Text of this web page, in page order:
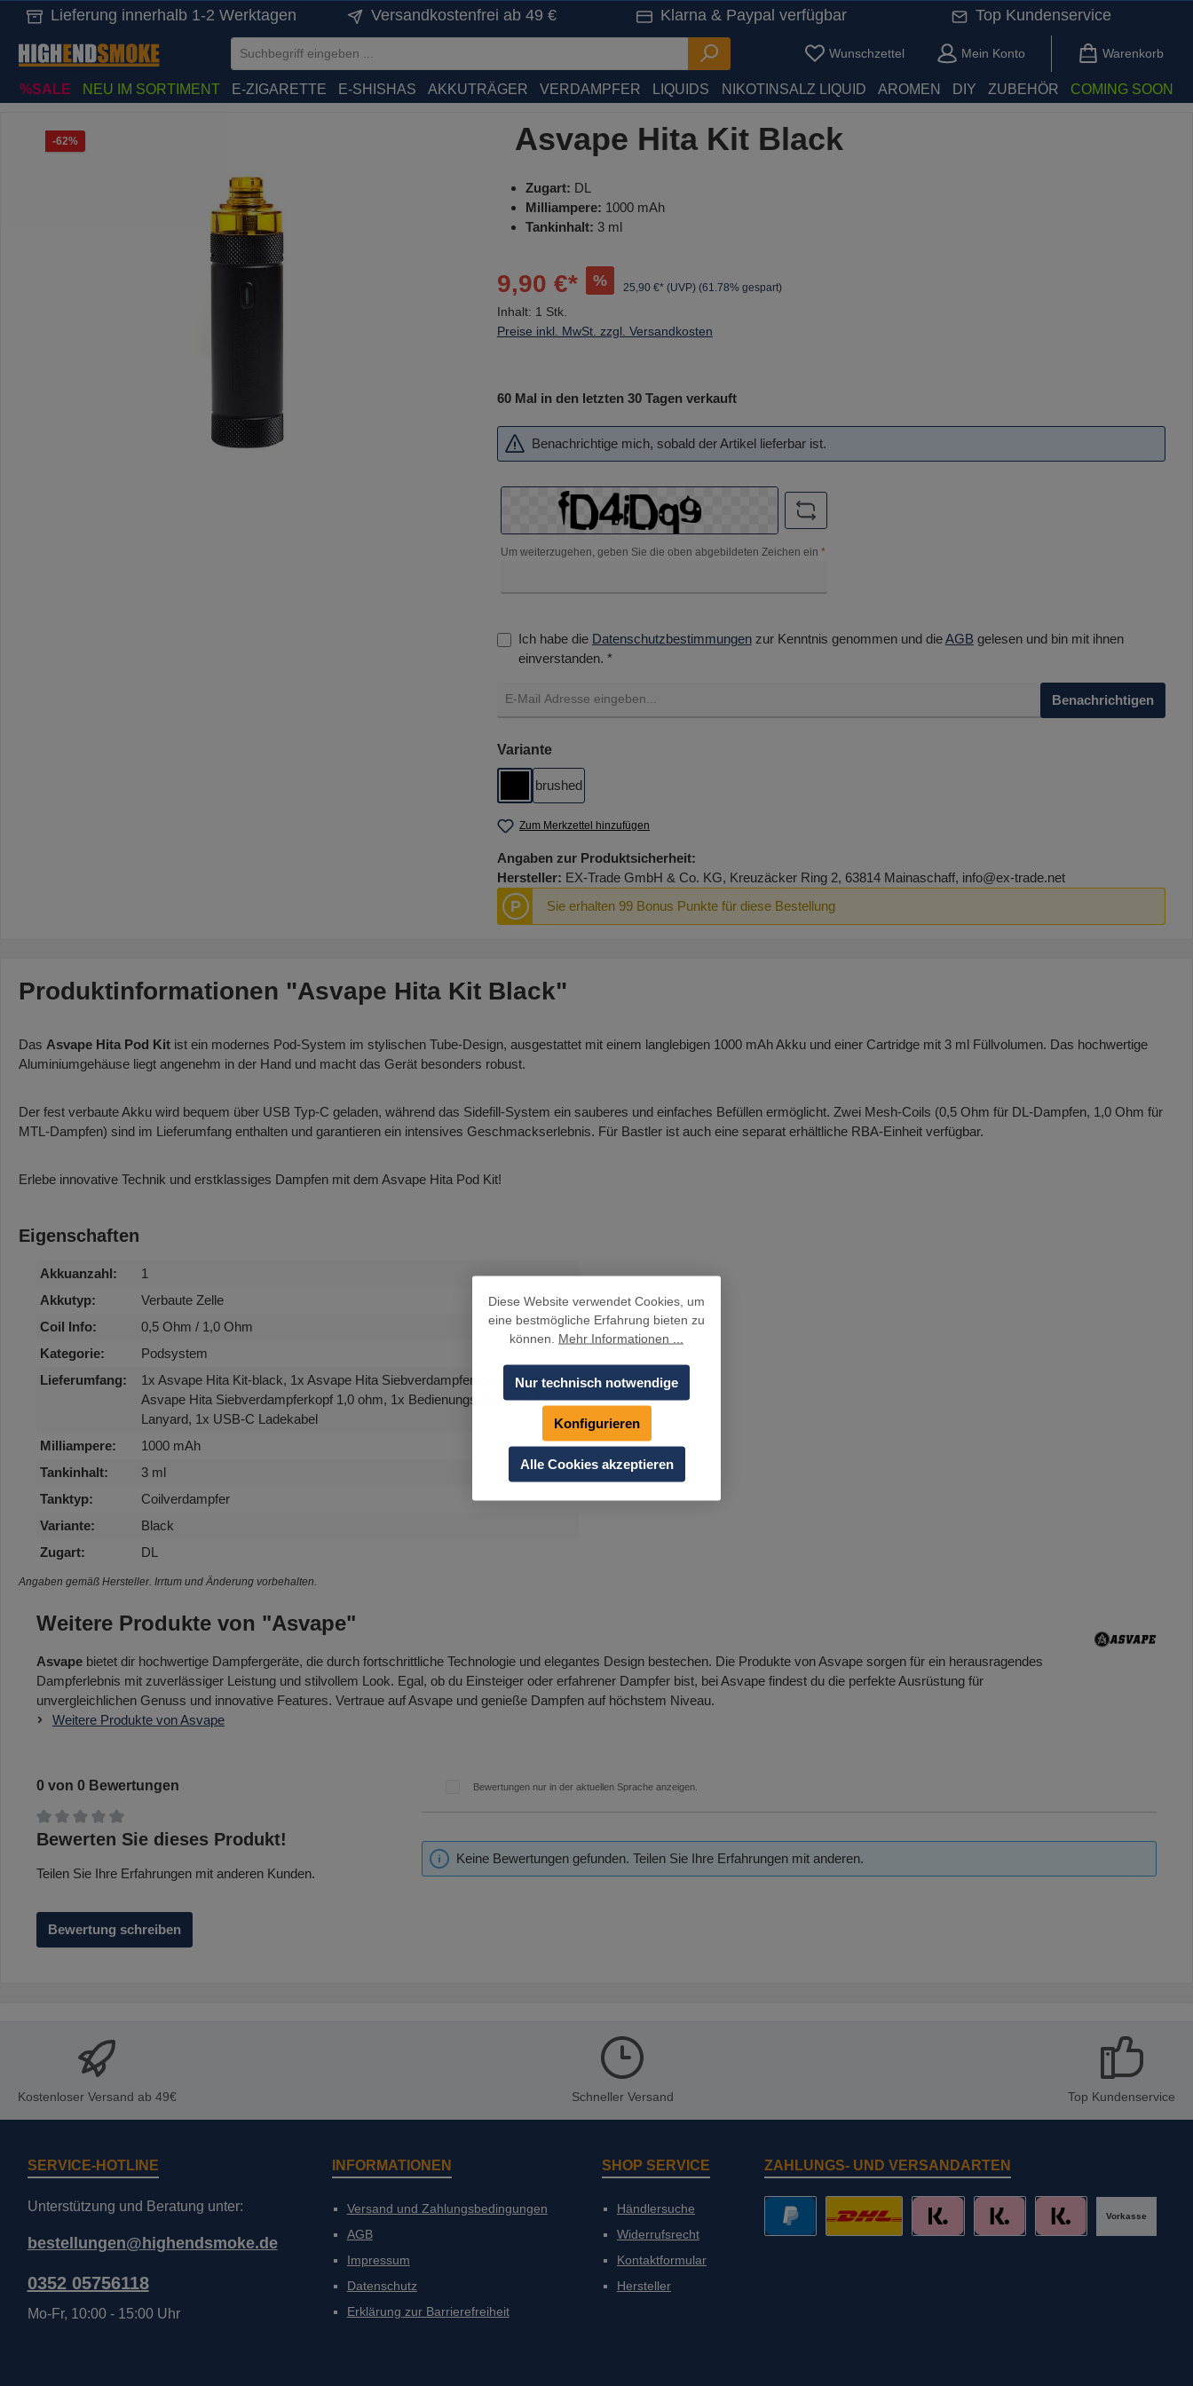
Zur Hauptnavigation springen
Lieferung innerhalb 1-2 Werktagen Versandkostenfrei ab 49 € Klarna & Paypal verfügbar Top Kundenservice
Wunschzettel Du hast 0 Produkte auf dem Merkzettel
Mein Konto Warenkorb
%SALE NEU IM SORTIMENT E-ZIGARETTE E-SHISHAS AKKUTRÄGER VERDAMPFER LIQUIDS NIKOTINSALZ LIQUID AROMEN DIY ZUBEHÖR COMING SOON
Bildergalerie überspringen
-62%Rabatt Asvape Hita Kit Black
Zugart: DL
Milliampere: 1000 mAh
Tankinhalt: 3 ml
9,90 €* % 25,90 €* (UVP) (61.78% gespart)
Inhalt: 1 Stk.
Preise inkl. MwSt. zzgl. Versandkosten
60 Mal in den letzten 30 Tagen verkauft
Benachrichtige mich, sobald der Artikel lieferbar ist.
Um weiterzugehen, geben Sie die oben abgebildeten Zeichen ein *
Ich habe die Datenschutzbestimmungenzur Kenntnis genommen und dieAGB gelesen und bin mit ihnen
einverstanden. *
Benachrichtigen
Varianteauswählen
Black
brushed
Zum Merkzettel hinzufügen
Angaben zur Produktsicherheit:
Hersteller: EX-Trade GmbH & Co. KG, Kreuzäcker Ring 2, 63814 Mainaschaff, info@ex-trade.net
P Sie erhalten 99 Bonus Punkte für diese Bestellung
Produktinformationen "Asvape Hita Kit Black"
Das Asvape Hita Pod Kit ist ein modernes Pod-System im stylischen Tube-Design, ausgestattet mit einem langlebigen 1000 mAh Akku und einer Cartridge mit 3 ml Füllvolumen. Das hochwertige
Aluminiumgehäuse liegt angenehm in der Hand und macht das Gerät besonders robust.
Der fest verbaute Akku wird bequem über USB Typ-C geladen, während das Sidefill-System ein sauberes und einfaches Befüllen ermöglicht. Zwei Mesh-Coils (0,5 Ohm für DL-Dampfen, 1,0 Ohm für
MTL-Dampfen) sind im Lieferumfang enthalten und garantieren ein intensives Geschmackserlebnis. Für Bastler ist auch eine separat erhältliche RBA-Einheit verfügbar.
Erlebe innovative Technik und erstklassiges Dampfen mit dem Asvape Hita Pod Kit!
Eigenschaften
Akkuanzahl:
1
Akkutyp:
Verbaute Zelle
Coil Info:
0,5 Ohm / 1,0 Ohm
Kategorie:
Podsystem
Lieferumfang:
1x Asvape Hita Kit-black, 1x Asvape Hita Siebverdampferkopf 0,5 ohm, 1x
Asvape Hita Siebverdampferkopf 1,0 ohm, 1x Bedienungsanleitung, 1x
Lanyard, 1x USB-C Ladekabel
Milliampere:
1000 mAh
Tankinhalt:
3 ml
Tanktyp:
Coilverdampfer
Variante:
Black
Zugart:
DL
Angaben gemäß Hersteller. Irrtum und Änderung vorbehalten.
Weitere Produkte von "Asvape"
Asvape bietet dir hochwertige Dampfergeräte, die durch fortschrittliche Technologie und elegantes Design bestechen. Die Produkte von Asvape sorgen für ein herausragendes
Dampferlebnis mit zuverlässiger Leistung und stilvollem Look. Egal, ob du Einsteiger oder erfahrener Dampfer bist, bei Asvape findest du die perfekte Ausrüstung für
unvergleichlichen Genuss und innovative Features. Vertraue auf Asvape und genieße Dampfen auf höchstem Niveau.
Weitere Produkte von Asvape
0 von 0 Bewertungen
Durchschnittliche Bewertung von 0 von 5 Sternen
Bewerten Sie dieses Produkt!
Teilen Sie Ihre Erfahrungen mit anderen Kunden.
Bewertung schreiben
Bewertungen nur in der aktuellen Sprache anzeigen.
Keine Bewertungen gefunden. Teilen Sie Ihre Erfahrungen mit anderen.
Kostenloser Versand ab 49€ Schneller Versand Top Kundenservice
SERVICE-HOTLINE
Unterstützung und Beratung unter:
bestellungen@highendsmoke.de
0352 05756118
Mo-Fr, 10:00 - 15:00 Uhr
INFORMATIONEN
Versand und Zahlungsbedingungen
AGB
Impressum
Datenschutz
Erklärung zur Barrierefreiheit
SHOP SERVICE
Händlersuche
Widerrufsrecht
Kontaktformular
Hersteller
ZAHLUNGS- UND VERSANDARTEN
Vorkasse
Diese Website verwendet Cookies, um
eine bestmögliche Erfahrung bieten zu
können. Mehr Informationen ...
Nur technisch notwendige
Konfigurieren
Alle Cookies akzeptieren